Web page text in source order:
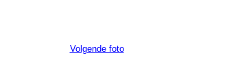
Volgende foto